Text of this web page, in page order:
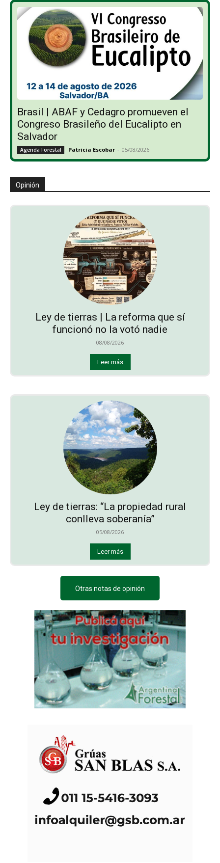
Brasil | ABAF y Cedagro promueven el
Congreso Brasileño del Eucalipto en
Salvador
Agenda Forestal Patricia Escobar - 05/08/2026
Opinión
Ley de tierras | La reforma que sí
funcionó no la votó nadie
08/08/2026
Leer más
Ley de tierras: “La propiedad rural
conlleva soberanía”
05/08/2026
Leer más
Otras notas de opinión